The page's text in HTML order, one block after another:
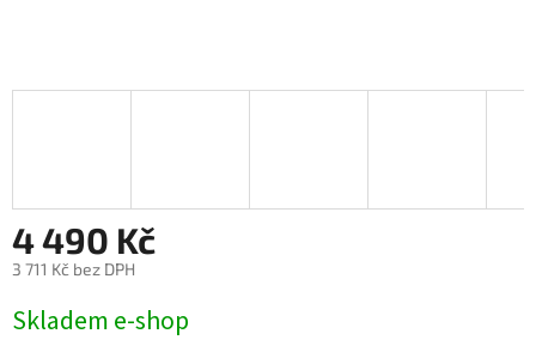
4 490 Kč
3 711 Kč bez DPH
cena:
Skladem e-shop